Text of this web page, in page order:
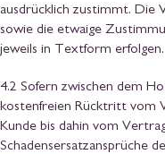
ausdrücklich zustimmt. Die
sowie die etwaige
jeweils in Textform erfolgen.
4.2 Sofern zwischen dem
kostenfreien Rücktritt vom
Kunde bis dahin vom
Schadensersatzansprüche